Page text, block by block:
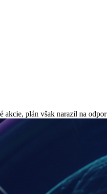
akcie, plán však narazil na odpor